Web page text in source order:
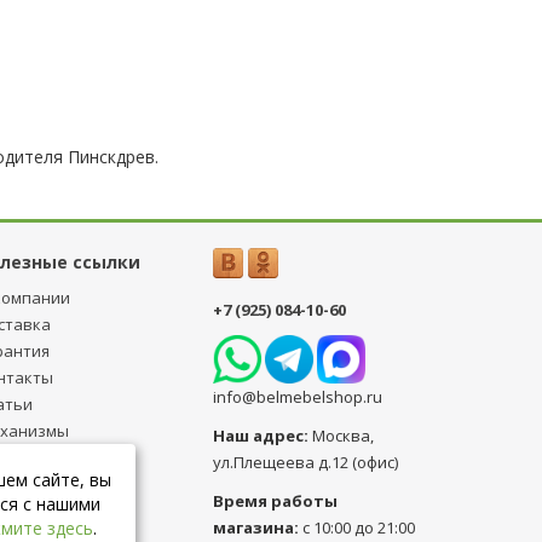
Пинскдрев.
ссылки
оферта
+7 (925) 084-10-60
info@belmebelshop.ru
Наш адрес: Москва,
ул.Плещеева д.12 (офис)
Время работы
магазина: с 10:00 до 21:00
сайте, вы
с нашими
здесь.